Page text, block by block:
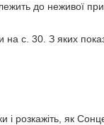
до неживої
с. 30. З яких
і розкажіть, як